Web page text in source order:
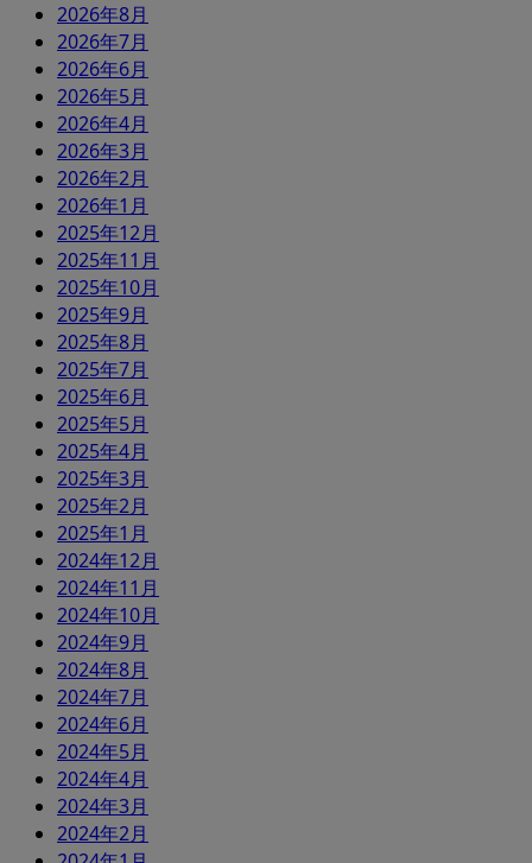
2026年8月
2026年7月
2026年6月
2026年5月
2026年4月
2026年3月
2026年2月
2026年1月
2025年12月
2025年11月
2025年10月
2025年9月
2025年8月
2025年7月
2025年6月
2025年5月
2025年4月
2025年3月
2025年2月
2025年1月
2024年12月
2024年11月
2024年10月
2024年9月
2024年8月
2024年7月
2024年6月
2024年5月
2024年4月
2024年3月
2024年2月